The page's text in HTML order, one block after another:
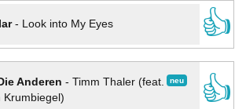
- Look into My Eyes
👍
neu
Anderen - Timm Thaler (feat.
Krumbiegel)
👍